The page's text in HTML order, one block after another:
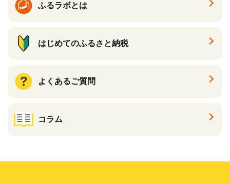
ふるラボとは
はじめてのふるさと納税
よくあるご質問
コラム